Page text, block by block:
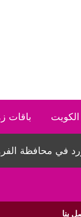
باقات
في محافظة
بنا